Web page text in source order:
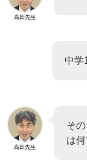
高田先生
中学
高田先生
そ
は